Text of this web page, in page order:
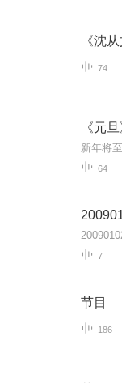
《沈
74
《元
新年将
64
7
节目
186